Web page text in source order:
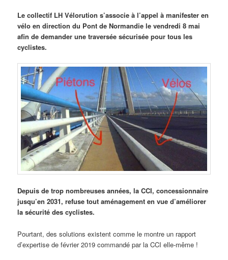
Le collectif LH Vélorution s’associe à l’appel à manifester en
vélo en direction du Pont de Normandie le vendredi 8 mai
afin de demander une traversée sécurisée pour tous les
cyclistes.
Depuis de trop nombreuses années, la CCI, concessionnaire
jusqu’en 2031, refuse tout aménagement en vue d’améliorer
la sécurité des cyclistes.
Pourtant, des solutions existent comme le montre un rapport
d’expertise de février 2019 commandé par la CCI elle-même !